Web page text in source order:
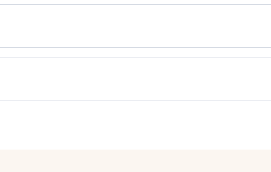
ekstrakt z wąkroty azjatyckiej, która wpływa
zapalne, działa przeciwutleniająco, a także stymuluje
CETYL ETHYLHEXANOATE, SORBETH-30 TETRAOLEATE,
OLEA EUROPAEA FRUIT OIL, SIMMONDSIA CHINENSIS SEED OIL,
OIL, LIMONENE, LINALOOL.
COCOYL ISETHIONATE, GLYCERIN, WATER, SODIUM
POTASSIUM COCOATE, POTASSIUM BENZOATE,
EDTA, SODIUM ACETATE, BUTYLENE GLYCOL, COPTIS
EXTRACT.
oczyszczającego na suchą twarz suchymi dłońmi. Delikatnie
masowanie, aby uzyskać lekką i mleczną emulsję. Dokładnie